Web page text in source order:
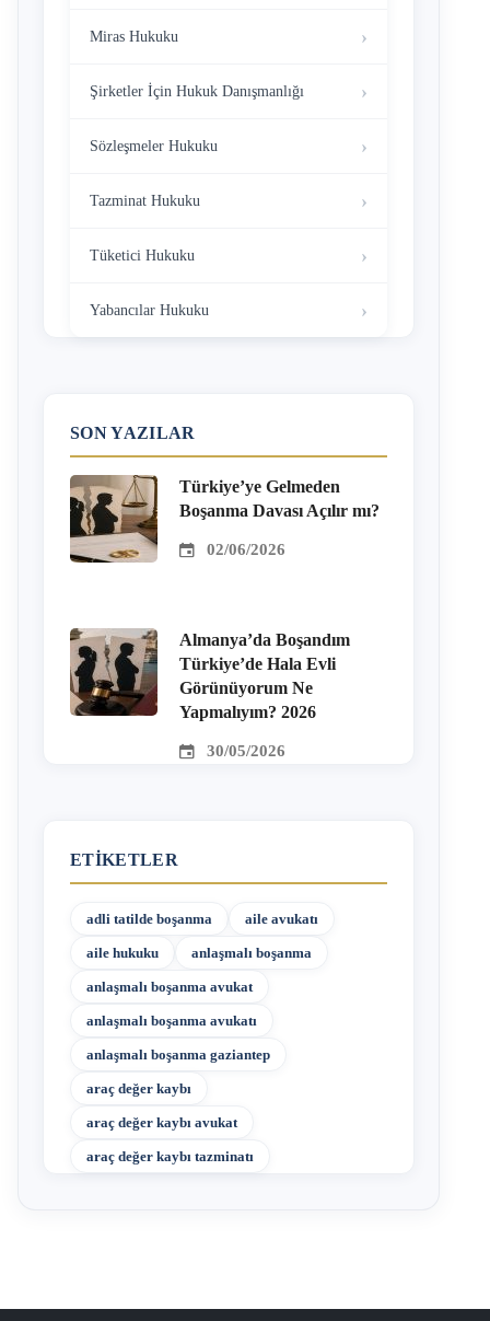
Miras Hukuku
Şirketler İçin Hukuk Danışmanlığı
Sözleşmeler Hukuku
Tazminat Hukuku
Tüketici Hukuku
Yabancılar Hukuku
SON YAZILAR
Türkiye’ye Gelmeden
Boşanma Davası Açılır mı?
02/06/2026
Almanya’da Boşandım
Türkiye’de Hala Evli
Görünüyorum Ne
Yapmalıyım? 2026
30/05/2026
ETIKETLER
adli tatilde boşanma aile avukatı
aile hukuku anlaşmalı boşanma
anlaşmalı boşanma avukat
anlaşmalı boşanma avukatı
anlaşmalı boşanma gaziantep
araç değer kaybı
araç değer kaybı avukat
araç değer kaybı tazminatı